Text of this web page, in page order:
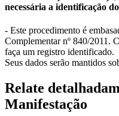
necessária a identificação
- Este procedimento é
Complementar nº 840/2011.
faça um registro identificado.
Seus dados serão mantidos
Relate
Manifestação